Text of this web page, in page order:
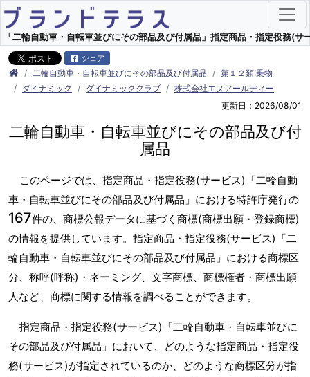
「二輪自動車・自転車並びにその部品及び付属品」指定商品・指定役務(
シェア
二輪自動車・自転車並びにその部品及び付属品
第１２類 乗物
ダイナミック
ダイナミッククラブ
株式会社エヌアールディー
更新日：2026/08/01
二輪自動車・自転車並びにその部品及び付
属品
このページでは、指定商品・指定役務(サービス)「二輪自動
車・自転車並びにその部品及び付属品」における特許庁発行の
167件の、商標公報データに基づく商標(商標出願・登録商標)
の情報を提供しています。指定商品・指定役務(サービス)「二
輪自動車・自転車並びにその部品及び付属品」における商標区
分、称呼(呼称)・ネーミング、文字商標、商標権者・商標出願
人など、商標に関する情報を調べることができます。
指定商品・指定役務(サービス)「二輪自動車・自転車並びに
その部品及び付属品」において、どのような指定商品・指定役
務(サービス)が指定されているのか、どのような商標区分が指